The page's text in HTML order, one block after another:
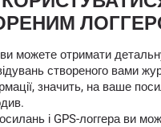
ви можете отримати
створеного вами
значить, на ваше
і GPS-логгера ви